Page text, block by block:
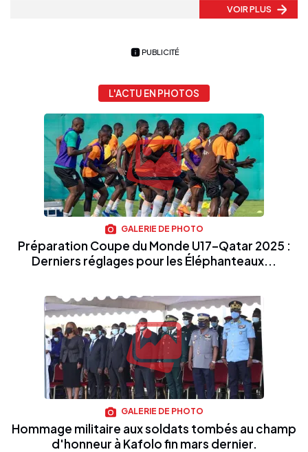
VOIR PLUS
PUBLICITÉ
L'ACTU EN PHOTOS
GALERIE DE PHOTO
Préparation Coupe du Monde U17–Qatar 2025 :
Derniers réglages pour les Éléphanteaux...
GALERIE DE PHOTO
Hommage militaire aux soldats tombés au champ
d'honneur à Kafolo fin mars dernier.